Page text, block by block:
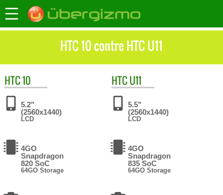
HTC 10 contre HTC U11
HTC10
5.2"
(2560x1440)
LCD
4GO
Snapdragon
820 SoC
64GO Storage
HTCU11
5.5"
(2560x1440)
LCD
4GO
Snapdragon
835 SoC
64GO Storage